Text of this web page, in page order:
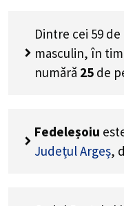
Dintre cei 59 de
masculin, în
numără 25 de
Fedeleșoiu
Județul Argeș,